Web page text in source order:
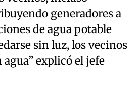
generadores a
de agua potable
sin luz, los vecinos
agua” explicó el jefe